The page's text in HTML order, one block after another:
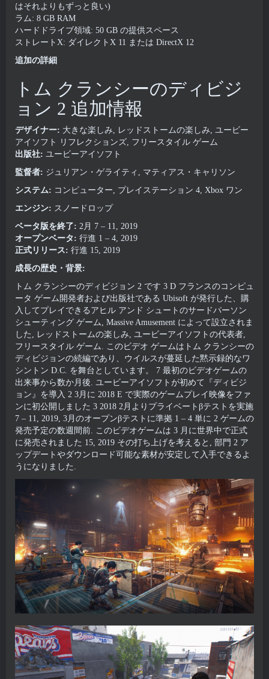
はそれよりもずっと良い)
ラム: 8 GB RAM
ハードドライブ領域: 50 GB の提供スペース
ストレートX: ダイレクトX 11 または DirectX 12
追加の詳細
トム クランシーのディビジ
ョン 2 追加情報
デザイナー: 大きな楽しみ, レッドストームの楽しみ, ユービー
アイソフト リフレクションズ, フリースタイル ゲーム
出版社: ユービーアイソフト
監督者: ジュリアン・ゲライティ, マティアス・キャリソン
システム: コンピューター, プレイステーション 4, Xbox ワン
エンジン: スノードロップ
ベータ版を終了: 2月 7 – 11, 2019
オープンベータ: 行進 1 – 4, 2019
正式リリース: 行進 15, 2019
成長の歴史・背景:
トム クランシーのディビジョン 2 です 3 D フランスのコンピュ
ータ ゲーム開発者および出版社である Ubisoft が発行した、購
入してプレイできるアヒル アンド シュートのサードパーソン
シューティング ゲーム, Massive Amusement によって設立されま
した, レッドストームの楽しみ, ユービーアイソフトの代表者,
フリースタイル ゲーム. このビデオ ゲームはトム クランシーの
ディビジョンの続編であり、ウイルスが蔓延した黙示録的なワ
シントン D.C. を舞台としています。 7 最初のビデオゲームの
出来事から数か月後. ユービーアイソフトが初めて『ディビジ
ョン』を導入 2 3月に 2018 E で実際のゲームプレイ映像をファ
ンに初公開しました 3 2018 2月よりプライベートβテストを実施
7 – 11, 2019, 3月のオープンβテストに準拠 1 – 4 単に 2 ゲームの
発売予定の数週間前. このビデオゲームは 3 月に世界中で正式
に発売されました 15, 2019 その打ち上げを考えると, 部門 2 ア
ップデートやダウンロード可能な素材が安定して入手できるよ
うになりました.